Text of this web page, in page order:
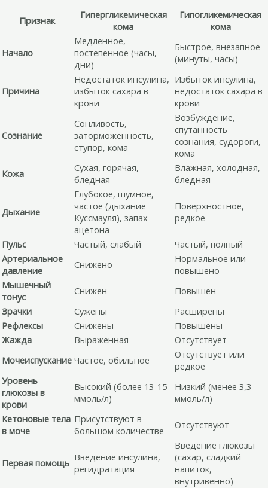
Признак
Гипергликемическая
кома
Гипогликемическая
кома
Начало
Медленное,
постепенное (часы,
дни)
Быстрое, внезапное
(минуты, часы)
Причина
Недостаток инсулина,
избыток сахара в
крови
Избыток инсулина,
недостаток сахара в
крови
Сознание
Сонливость,
заторможенность,
ступор, кома
Возбуждение,
спутанность
сознания, судороги,
кома
Кожа
Сухая, горячая,
бледная
Влажная, холодная,
бледная
Дыхание
Глубокое, шумное,
частое (дыхание
Куссмауля), запах
ацетона
Поверхностное,
редкое
Пульс Частый, слабый
Частый, полный
Артериальное
давление
Снижено
Нормальное или
повышено
Мышечный
тонус
Снижен
Повышен
Зрачки
Сужены
Расширены
Рефлексы
Снижены
Повышены
Жажда
Выраженная
Отсутствует
Мочеиспускание Частое, обильное
Отсутствует или
редкое
Уровень
глюкозы в
крови
Высокий (более 13-15
ммоль/л)
Низкий (менее 3,3
ммоль/л)
Кетоновые тела
в моче
Присутствуют в
большом количестве
Отсутствуют
Первая помощь Введение инсулина,
регидратация
Введение глюкозы
(сахар, сладкий
напиток,
внутривенно)